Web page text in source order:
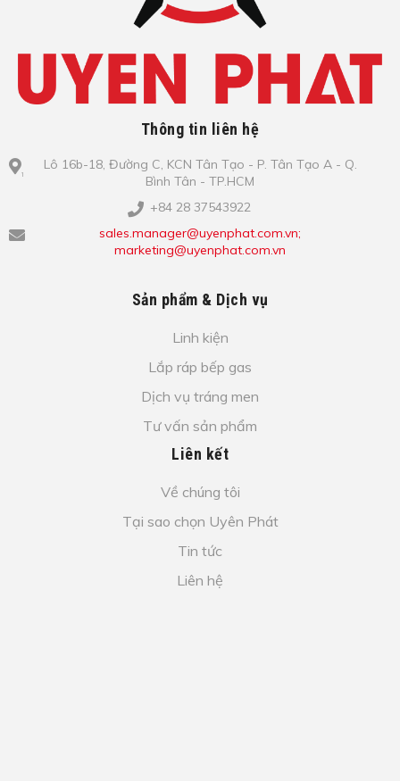
Thông tin liên hệ
Lô​ 16b-18, Đ​ư​ờ​ng C, KCN Tâ​n Tạo​ - P. Tâ​n Tạo​ A - Q.
Bình​ Tâ​n - TP.HCM
+84 28 37543922
sales.manager@uyenphat.com.vn;
marketing@uyenphat.com.vn
Sản phẩm & Dịch vụ
Linh kiện
Lắp ráp bếp gas
Dịch vụ tráng men
Tư vấn sản phẩm
Liên kết
Về chúng tôi
Tại sao chọn Uyên Phát
Tin tức
Liên hệ